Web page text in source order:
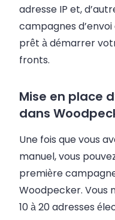
adresse IP et,
campagnes
prêt à démarrer
fronts.
Mise en place
dans
Une fois que vous
manuel, vous
première
Woodpecker. Vous
10 à 20 adresses